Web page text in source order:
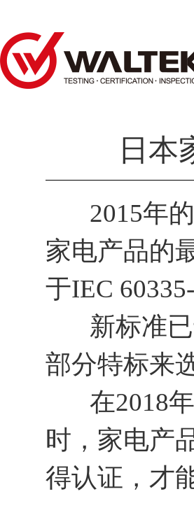
日本
2015年的
家电产品的
于IEC
新标准已
部分特标来
在2018年
时，家电产
得认证，才